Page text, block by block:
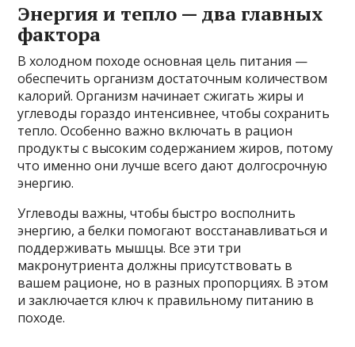
Энергия и тепло — два главных
фактора
В холодном походе основная цель питания —
обеспечить организм достаточным количеством
калорий. Организм начинает сжигать жиры и
углеводы гораздо интенсивнее, чтобы сохранить
тепло. Особенно важно включать в рацион
продукты с высоким содержанием жиров, потому
что именно они лучше всего дают долгосрочную
энергию.
Углеводы важны, чтобы быстро восполнить
энергию, а белки помогают восстанавливаться и
поддерживать мышцы. Все эти три
макронутриента должны присутствовать в
вашем рационе, но в разных пропорциях. В этом
и заключается ключ к правильному питанию в
походе.